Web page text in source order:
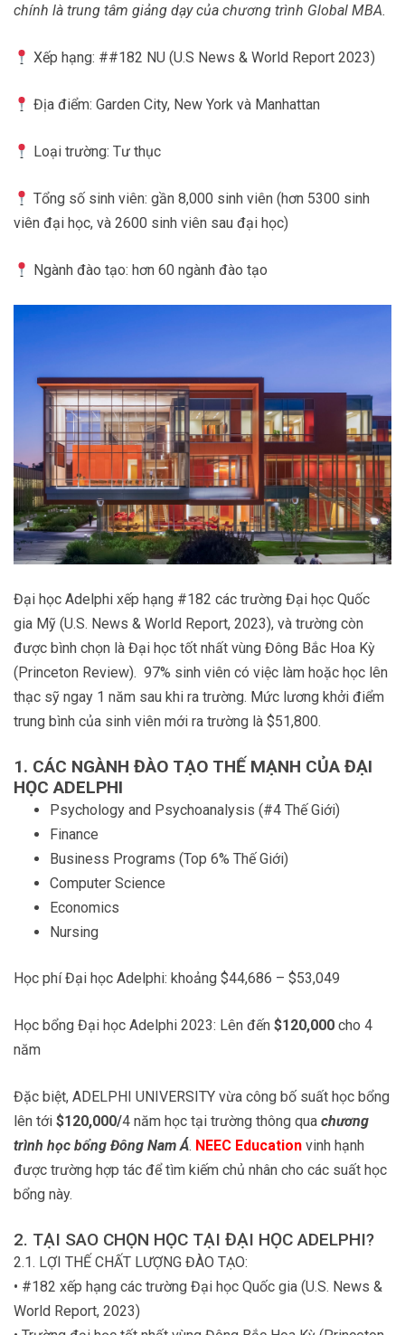
chính là trung tâm giảng dạy của chương trình Global MBA.
Xếp hạng: ##182 NU (U.S News & World Report 2023)
Địa điểm: Garden City, New York và Manhattan
Loại trường: Tư thục
Tổng số sinh viên: gần 8,000 sinh viên (hơn 5300 sinh
viên đại học, và 2600 sinh viên sau đại học)
Ngành đào tạo: hơn 60 ngành đào tạo
️Đại học Adelphi xếp hạng #182 các trường Đại học Quốc
gia Mỹ (U.S. News & World Report, 2023), và trường còn
được bình chọn là Đại học tốt nhất vùng Đông Bắc Hoa Kỳ
(Princeton Review). 97% sinh viên có việc làm hoặc học lên
thạc sỹ ngay 1 năm sau khi ra trường. Mức lương khởi điểm
trung bình của sinh viên mới ra trường là $51,800.
1. CÁC NGÀNH ĐÀO TẠO THẾ MẠNH CỦA ĐẠI
HỌC ADELPHI
Psychology and Psychoanalysis (#4 Thế Giới)
Finance
Business Programs (Top 6% Thế Giới)
Computer Science
Economics
Nursing
Học phí Đại học Adelphi: khoảng $44,686 – $53,049
Học bổng Đại học Adelphi 2023: Lên đến $120,000 cho 4
năm
Đặc biệt, ADELPHI UNIVERSITY vừa công bố suất học bổng
lên tới $120,000/4 năm học tại trường thông qua chương
trình học bổng Đông Nam Á. NEEC Education vinh hạnh
được trường hợp tác để tìm kiếm chủ nhân cho các suất học
bổng này.
2. TẠI SAO CHỌN HỌC TẠI ĐẠI HỌC ADELPHI?
2.1. LỢI THẾ CHẤT LƯỢNG ĐÀO TẠO:
• #182 xếp hạng các trường Đại học Quốc gia (U.S. News &
World Report, 2023)